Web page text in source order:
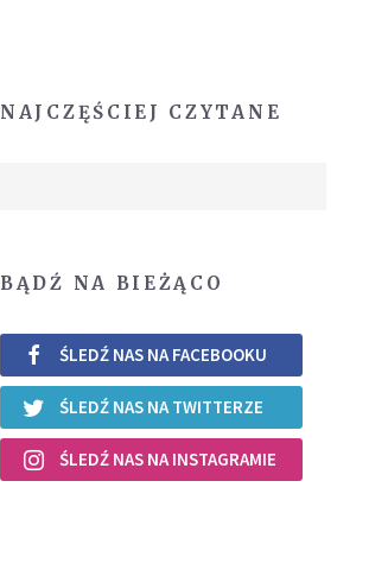
NAJCZĘŚCIEJ CZYTANE
BĄDŹ NA BIEŻĄCO
ŚLEDŹ NAS NA FACEBOOKU
ŚLEDŹ NAS NA TWITTERZE
ŚLEDŹ NAS NA INSTAGRAMIE